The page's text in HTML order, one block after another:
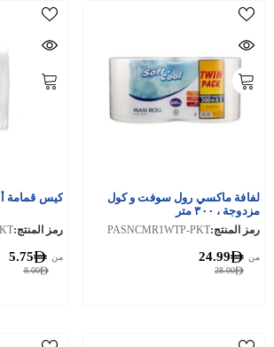
لفافة ماكسي رول سوفت و كول
مزدوجة ، ٣٠٠ متر
رمز المنتج:PASNCMR1WTP-PKT
28.00
من 24.99
كيس قمامة أبيض 45
رمز المنتج:
8.00
من 5.75